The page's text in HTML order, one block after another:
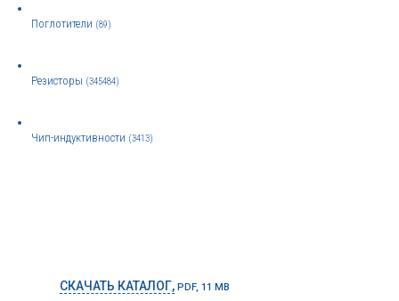
Поглотители (89)
Резисторы (345484)
Чип-индуктивности (3413)
СКАЧАТЬ КАТАЛОГ, PDF, 11 MB